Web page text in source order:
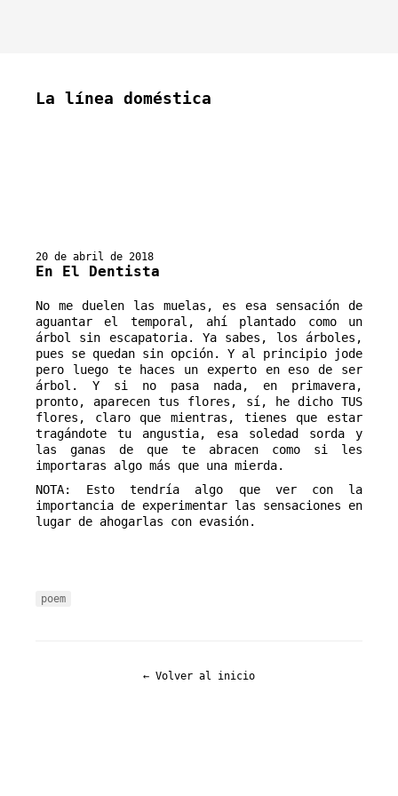
La línea doméstica
20 de abril de 2018
En El Dentista
No me duelen las muelas, es esa sensación de
aguantar el temporal, ahí plantado como un
árbol sin escapatoria. Ya sabes, los árboles,
pues se quedan sin opción. Y al principio jode
pero luego te haces un experto en eso de ser
árbol. Y si no pasa nada, en primavera,
pronto, aparecen tus flores, sí, he dicho TUS
flores, claro que mientras, tienes que estar
tragándote tu angustia, esa soledad sorda y
las ganas de que te abracen como si les
importaras algo más que una mierda.
NOTA: Esto tendría algo que ver con la
importancia de experimentar las sensaciones en
lugar de ahogarlas con evasión.
poem
← Volver al inicio